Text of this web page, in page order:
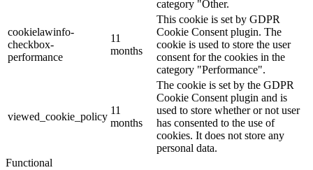
category "Other.
cookielawinfo-
checkbox-
performance
11
months
This cookie is set by GDPR
Cookie Consent plugin. The
cookie is used to store the user
consent for the cookies in the
category "Performance".
viewed_cookie_policy
11
months
The cookie is set by the GDPR
Cookie Consent plugin and is
used to store whether or not user
has consented to the use of
cookies. It does not store any
personal data.
Functional